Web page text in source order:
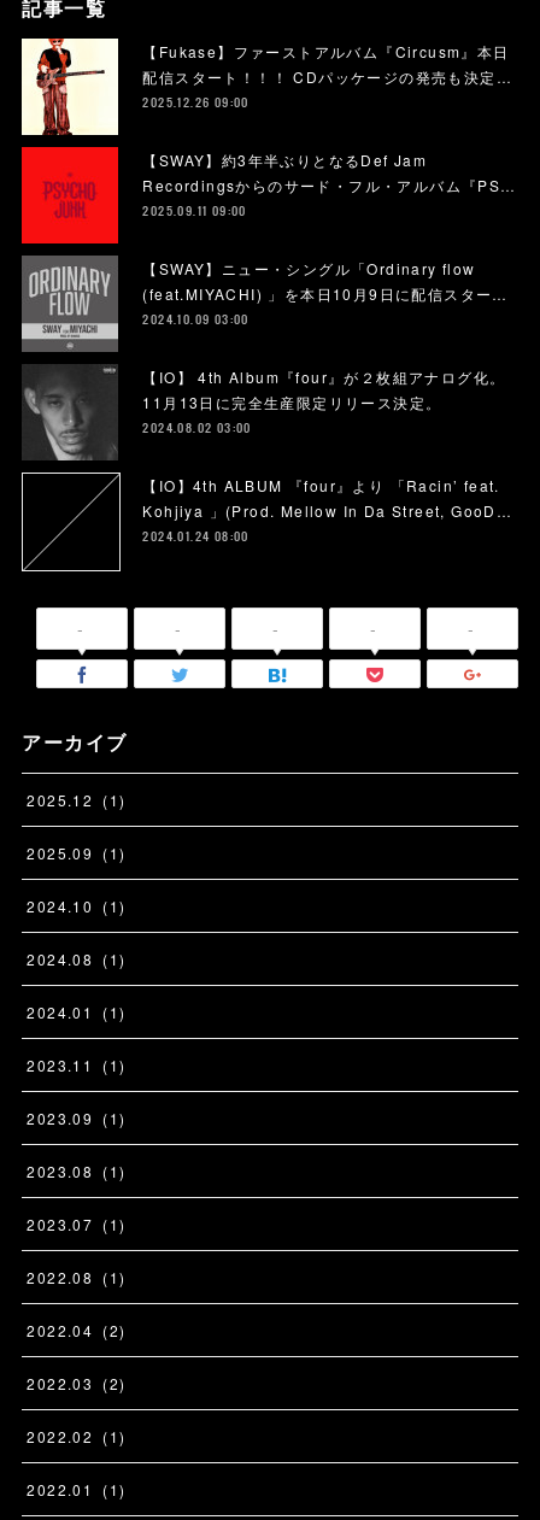
記事一覧
【Fukase】ファーストアルバム『Circusm』本日
配信スタート！！！ CDパッケージの発売も決定…
2025.12.26 09:00
【SWAY】約3年半ぶりとなるDef Jam
Recordingsからのサード・フル・アルバム『PS…
2025.09.11 09:00
【SWAY】ニュー・シングル「Ordinary flow
(feat.MIYACHI) 」を本日10月9日に配信スター…
2024.10.09 03:00
【IO】 4th Album『four』が２枚組アナログ化。
11月13日に完全生産限定リリース決定。
2024.08.02 03:00
【IO】4th ALBUM 『four』より 「Racin’ feat.
Kohjiya 」(Prod. Mellow In Da Street, GooD…
2024.01.24 08:00
- - - - -
アーカイブ
2025.12 (1)
2025.09 (1)
2024.10 (1)
2024.08 (1)
2024.01 (1)
2023.11 (1)
2023.09 (1)
2023.08 (1)
2023.07 (1)
2022.08 (1)
2022.04 (2)
2022.03 (2)
2022.02 (1)
2022.01 (1)